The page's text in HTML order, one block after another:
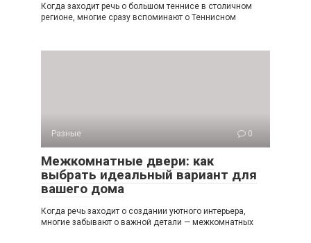
Когда заходит речь о большом теннисе в столичном
регионе, многие сразу вспоминают о Теннисном
Разные 0
Межкомнатные двери: как
выбрать идеальный вариант для
вашего дома
Когда речь заходит о создании уютного интерьера,
многие забывают о важной детали — межкомнатных